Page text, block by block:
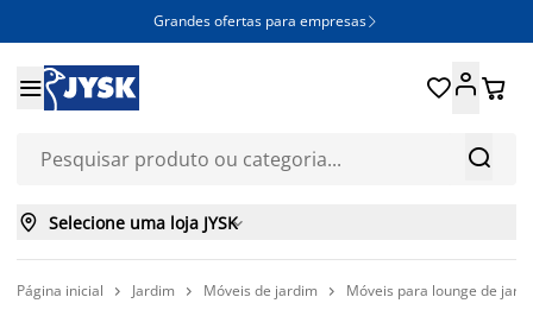
Grandes ofertas para empresas 


 
 Selecione uma loja JYSK
Página inicial  Jardim  Móveis de jardim  Móveis para lounge de